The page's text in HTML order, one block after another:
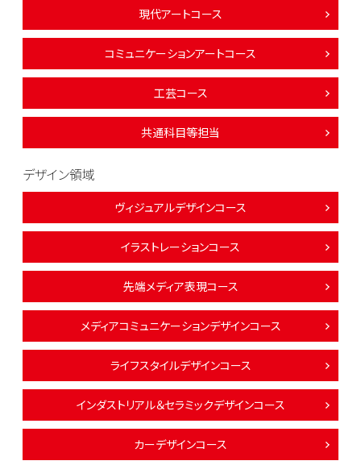
現代アートコース
コミュニケーションアートコース
工芸コース
共通科目等担当
デザイン領域
ヴィジュアルデザインコース
イラストレーションコース
先端メディア表現コース
メディアコミュニケーションデザインコース
ライフスタイルデザインコース
インダストリアル＆セラミックデザインコース
カーデザインコース